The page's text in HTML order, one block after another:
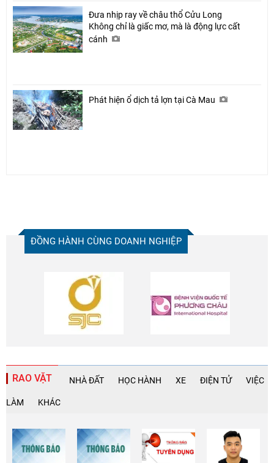
Đưa nhịp ray về châu thổ Cửu Long
Không chỉ là giấc mơ, mà là động lực cất
cánh
Phát hiện ổ dịch tả lợn tại Cà Mau
ĐỒNG HÀNH CÙNG DOANH NGHIỆP
RAO VẶT NHÀ ĐẤT HỌC HÀNH XE ĐIỆN TỬ VIỆC
LÀM KHÁC